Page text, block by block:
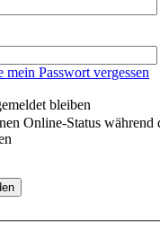
mein Passwort vergessen
bleiben
Online-Status während